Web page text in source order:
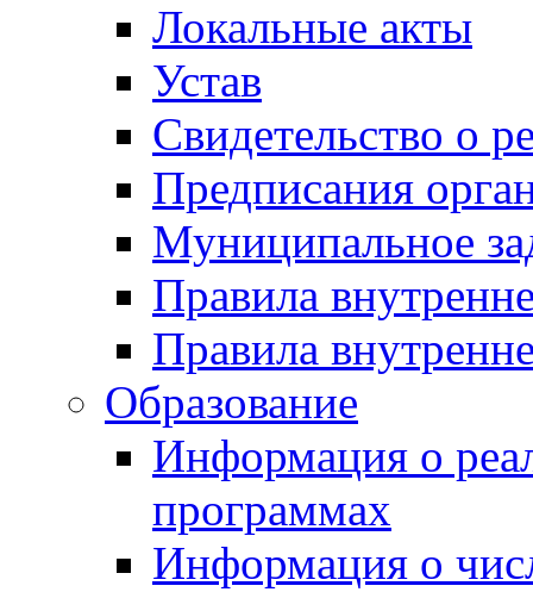
Локальные акты
Устав
Свидетельство о
Предписания
Муниципальное
Правила
Правила
Образование
Информация о
программах
Информация о